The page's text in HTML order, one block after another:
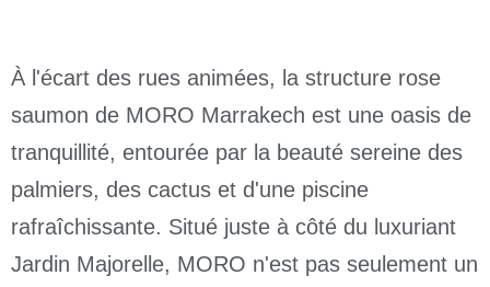
À l'écart des rues animées, la structure rose
saumon de MORO Marrakech est une oasis de
tranquillité, entourée par la beauté sereine des
palmiers, des cactus et d'une piscine
rafraîchissante. Situé juste à côté du luxuriant
Jardin Majorelle, MORO n'est pas seulement un